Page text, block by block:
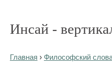
Инсай -
Главная › Философский